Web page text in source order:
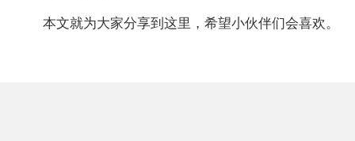
本文就为大家分享到这里，希望小伙伴们会喜欢。